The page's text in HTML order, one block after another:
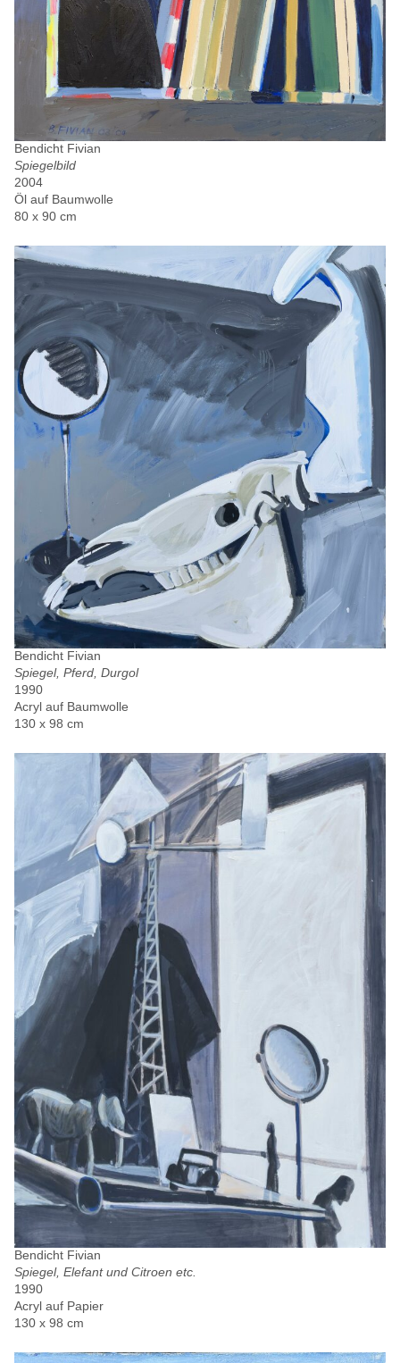
Bendicht Fivian
Spiegelbild
2004
Öl auf Baumwolle
80 x 90 cm
Bendicht Fivian
Spiegel, Pferd, Durgol
1990
Acryl auf Baumwolle
130 x 98 cm
Bendicht Fivian
Spiegel, Elefant und Citroen etc.
1990
Acryl auf Papier
130 x 98 cm